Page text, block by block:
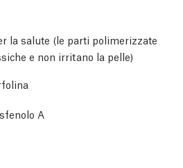
la salute (le parti polimerizzate
e non irritano la pelle)
A